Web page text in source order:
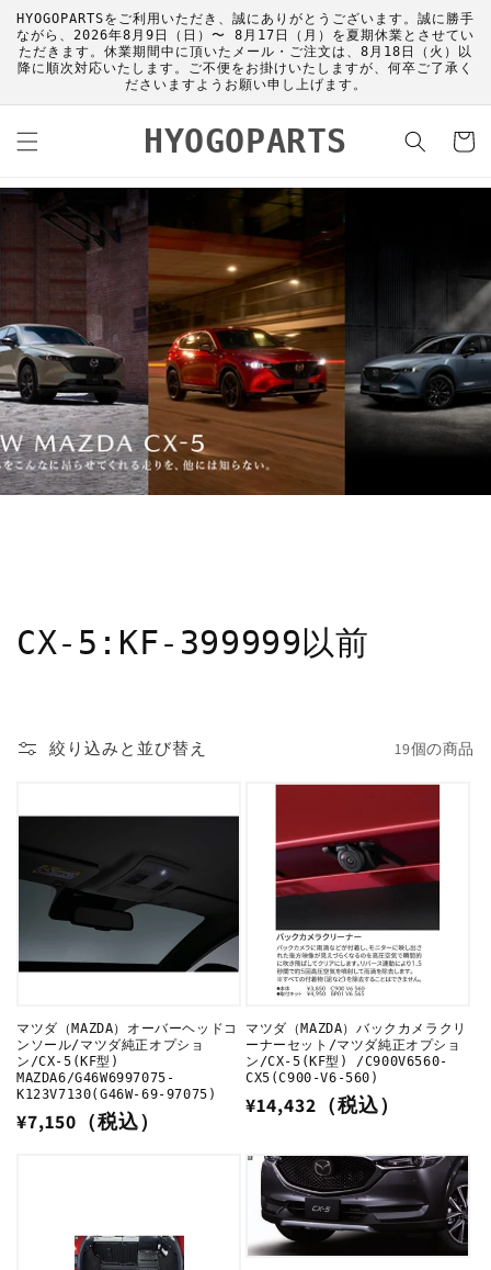
ンツに
進む
HYOGOPARTSをご利用いただき、誠にありがとうございます。誠に勝手
ながら、2026年8月9日（日）〜 8月17日（月）を夏期休業とさせてい
ただきます。休業期間中に頂いたメール・ご注文は、8月18日（火）以
降に順次対応いたします。ご不便をお掛けいたしますが、何卒ご了承く
ださいますようお願い申し上げます。
HYOGOPARTS
カ
ー
コ
ョ
ン
CX-5:KF-399999以前
絞り込みと並び替え 19個の商品
マツダ（MAZDA）オーバーヘッドコ
ンソール/マツダ純正オプショ
ン/CX-5(KF型)
MAZDA6/G46W6997075-
K123V7130(G46W-69-97075)
通
¥7,150（税込）
マツダ（MAZDA）バックカメラクリ
ーナーセット/マツダ純正オプショ
ン/CX-5(KF型) /C900V6560-
CX5(C900-V6-560)
通
価
格
¥14,432（税込）